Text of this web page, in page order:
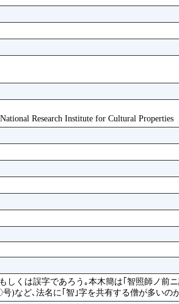
Research Institute for Cultural Properties
しくは誤字であろう｡本木簡は｢智照師ノ
)など､法名に｢智｣字を共有する僧が多いの